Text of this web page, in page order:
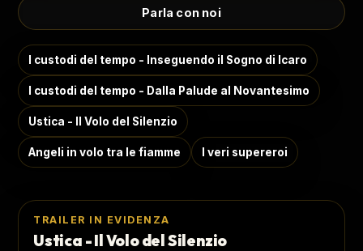
Parla con noi
I custodi del tempo - Inseguendo il Sogno di Icaro
I custodi del tempo - Dalla Palude al Novantesimo
Ustica - Il Volo del Silenzio
Angeli in volo tra le fiamme I veri supereroi
TRAILER IN EVIDENZA
Sorridi, il futuro è qui